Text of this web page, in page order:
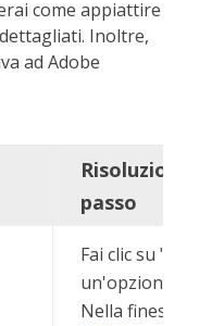
come appiattire
Inoltre,
ad Adobe
passo
Fai clic su
un'opzione
Nella finestra